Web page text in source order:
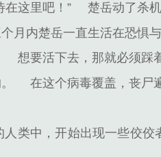
在这里吧！”
楚岳动了杀
月内楚岳一直生活在恐惧与
想要活下去，那就必须踩
在这个病毒覆盖，丧尸
类中，开始出现一些佼